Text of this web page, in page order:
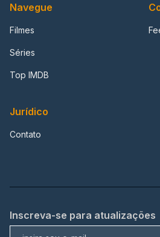
Navegue
Filmes
Séries
Top IMDB
Jurídico
Contato
Inscreva-se para atualizações